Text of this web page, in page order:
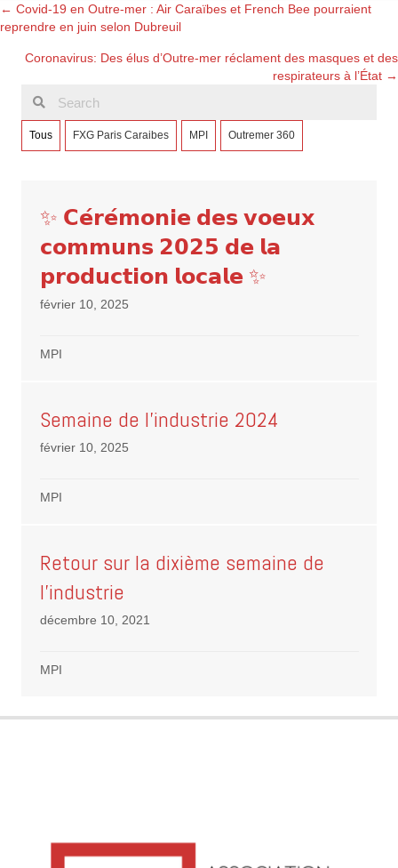
Posts
navigation
← Covid-19 en Outre-mer : Air Caraïbes et French Bee pourraient
reprendre en juin selon Dubreuil
Coronavirus: Des élus d’Outre-mer réclament des masques et des
respirateurs à l’État →
Tous FXG Paris Caraibes MPI Outremer 360
✨ 𝗖𝗲́𝗿𝗲́𝗺𝗼𝗻𝗶𝗲 𝗱𝗲𝘀 𝘃𝗼𝗲𝘂𝘅
𝗰𝗼𝗺𝗺𝘂𝗻𝘀 𝟮𝟬𝟮𝟱 𝗱𝗲 𝗹𝗮
𝗽𝗿𝗼𝗱𝘂𝗰𝘁𝗶𝗼𝗻 𝗹𝗼𝗰𝗮𝗹𝗲 ✨
février 10, 2025
MPI
Semaine de l’industrie 2024
février 10, 2025
MPI
Retour sur la dixième semaine de
l’industrie
décembre 10, 2021
MPI